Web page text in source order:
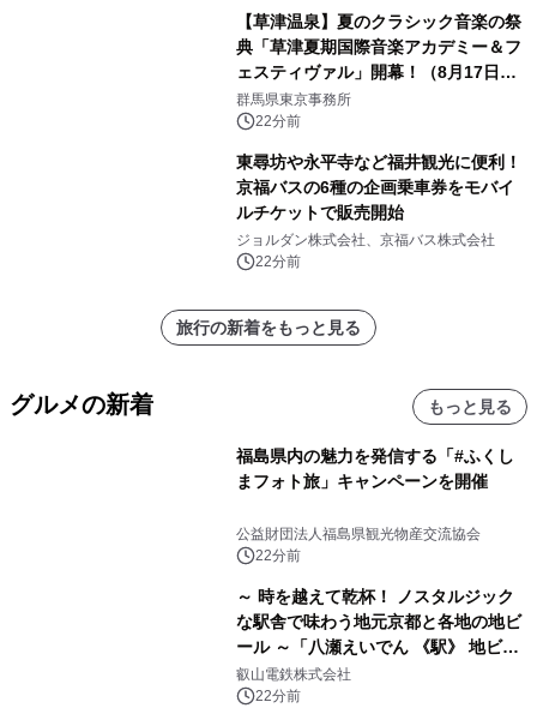
【草津温泉】夏のクラシック音楽の祭
典「草津夏期国際音楽アカデミー＆フ
ェスティヴァル」開幕！（8月17日か
ら）
群馬県東京事務所
22分前
東尋坊や永平寺など福井観光に便利！
京福バスの6種の企画乗車券をモバイ
ルチケットで販売開始
ジョルダン株式会社、京福バス株式会社
22分前
旅行の新着をもっと見る
グルメの新着 もっと見る
福島県内の魅力を発信する「#ふくし
まフォト旅」キャンペーンを開催
公益財団法人福島県観光物産交流協会
22分前
～ 時を越えて乾杯！ ノスタルジック
な駅舎で味わう地元京都と各地の地ビ
ール ～「八瀬えいでん 《駅》 地ビー
ル祭り」を開催します
叡山電鉄株式会社
22分前